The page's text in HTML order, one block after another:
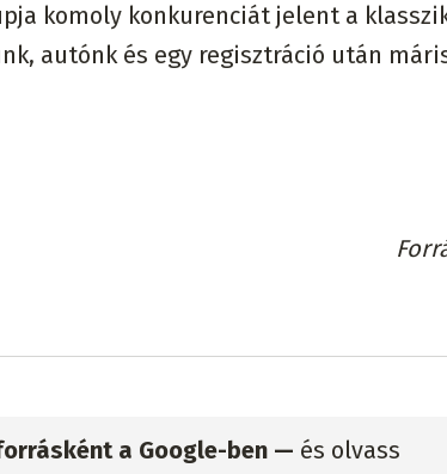
komoly konkurenciát jelent a
autónk és egy regisztráció után
a Google-ben — és olvass